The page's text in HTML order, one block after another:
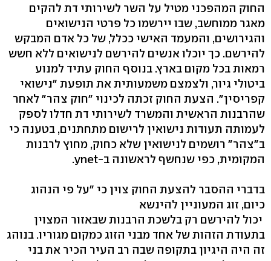
החוק המהפכני מטיל על השר לשירותי דת להקים
מאגר ממוחשב, שבו יירשמו כל פרטי הנישואים
והגירושים, והמעמד האישי ככלל, של כל אדם המבקש
להירשם. כך יוכלו אנשים להירשם לנישואים ללא חשש
רמאות בכל מקום בארץ. בנוסף החוק עתיד למנוע
ביטולי גיור, ולצמצם משמעותית את תופעת "נישואי
קפריסין". הצעת החוק זכתה לכינוי "חוק צהר" לאחר
שהרבנות הראשית והמשרד לשירותי דת חדלו לספק
לעמותה תעודות נישואין לרישום מתחתנים, בטענה כי
ב"צהר" רושמים לנישואין שלא כחוק, מחוץ לרבנות
המקומית, כפי שנחשף לראשונה ב-ynet.
בדברי ההסבר להצעת החוק צוין כי "על פי הנהוג
כיום, זוג המעוניין להינשא
יכול להירשם רק בלשכת הרבנות שבאזור המצוין
בתעודת הזהות של אחד מבני הזוג כמקום מגוריו. בנוהג
זה היה היגיון בתקופה שבה רב העיר הכיר את בני